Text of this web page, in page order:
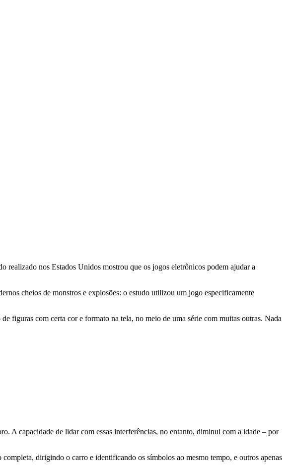
realizado nos Estados Unidos mostrou que os jogos eletrônicos podem ajudar a
cheios de monstros e explosões: o estudo utilizou um jogo especificamente
figuras com certa cor e formato na tela, no meio de uma série com muitas outras. Nada
A capacidade de lidar com essas interferências, no entanto, diminui com a idade – por
dirigindo o carro e identificando os símbolos ao mesmo tempo, e outros apenas